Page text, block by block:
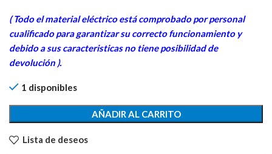
( Todo el material eléctrico está comprobado por personal
cualificado para garantizar su correcto funcionamiento y
debido a sus caracteristicas no tiene posibilidad de
devolución ).
1 disponibles
AÑADIR AL CARRITO
Lista de deseos